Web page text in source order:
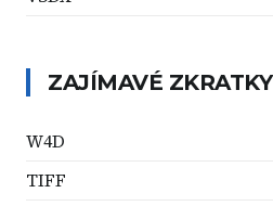
ZAJÍMAVÉ ZKRATKY
W4D
TIFF